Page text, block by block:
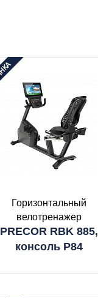
Горизонтальный
велотренажер
PRECOR RBK 885,
консоль P84